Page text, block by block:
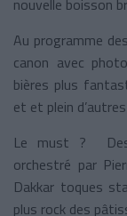
Au programme
canon avec
bières plus
et et plein
Le must ? Des
orchestré par
Dakkar toques
plus rock des